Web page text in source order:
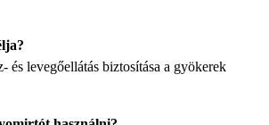
és levegőellátás biztosítása a gyökerek